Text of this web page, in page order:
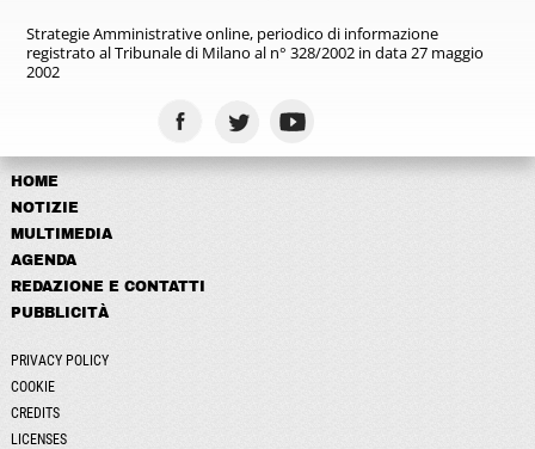
Strategie Amministrative online, periodico di informazione
registratoal Tribunale di Milano al n° 328/2002 in data 27 maggio
2002
HOME
NOTIZIE
MULTIMEDIA
AGENDA
REDAZIONE E CONTATTI
PUBBLICITÀ
PRIVACY POLICY
COOKIE
CREDITS
LICENSES